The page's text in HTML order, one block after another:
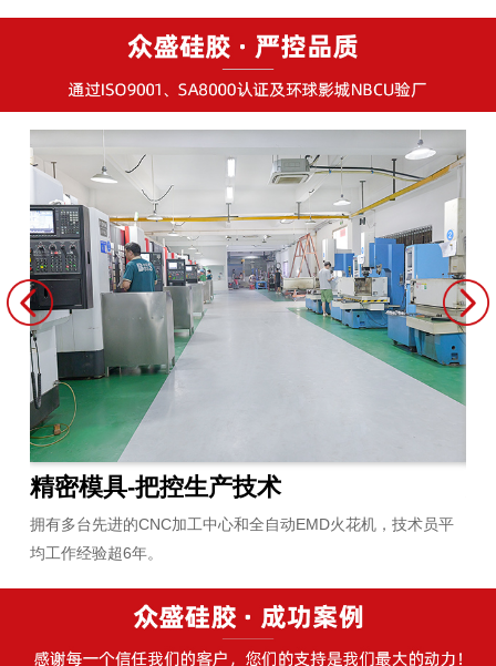
精密模具-把控生产技术
拥有多台先进的CNC加工中心和全自动EMD火花机，技术员平
均工作经验超6年。